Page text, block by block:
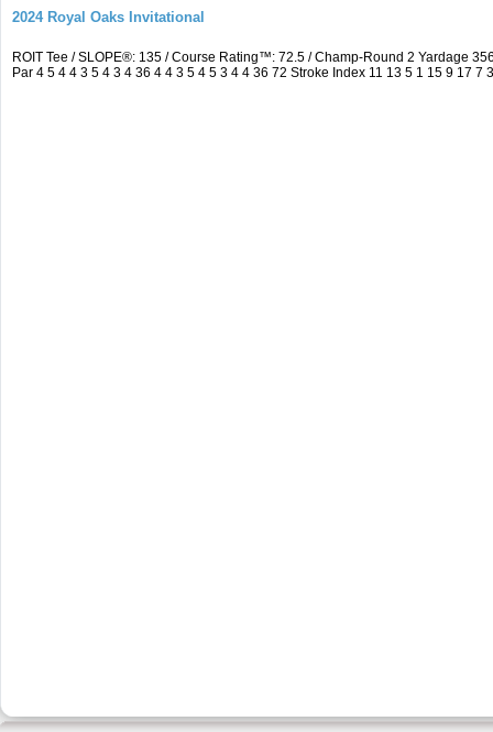
2024 Royal Oaks Invitational
ROIT Tee / SLOPE®: 135 / Course Rating™: 72.5 / Champ-Round 2 Yardage
Par 4 5 4 4 3 5 4 3 4 36 4 4 3 5 4 5 3 4 4 36 72 Stroke Index 11 13 5 1 15 9 17 7